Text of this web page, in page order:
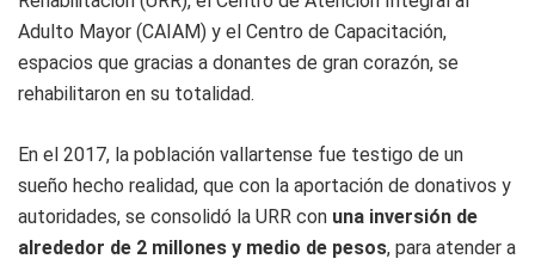
Adulto Mayor (CAIAM) y el Centro de Capacitación,
espacios que gracias a donantes de gran corazón, se
rehabilitaron en su totalidad.
En el 2017, la población vallartense fue testigo de un
sueño hecho realidad, que con la aportación de donativos y
autoridades, se consolidó la URR con una inversión de
alrededor de 2 millones y medio de pesos, para atender a